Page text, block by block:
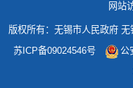
网站
版权所有：无锡市人民政府
苏ICP备09024546号
公